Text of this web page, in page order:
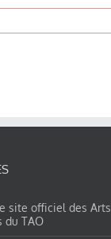
site officiel des Arts
du TAO